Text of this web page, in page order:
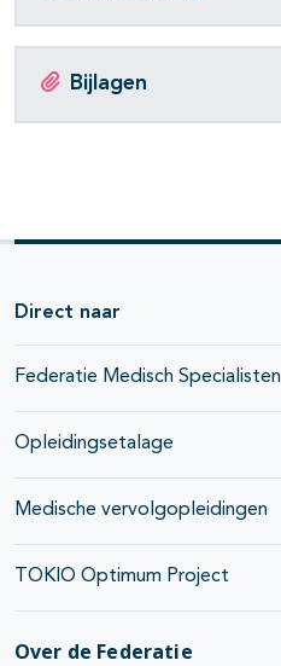
Bijlagen
Direct naar
Federatie Medisch Specialisten
Opleidingsetalage
Medische vervolgopleidingen
TOKIO Optimum Project
Over de Federatie